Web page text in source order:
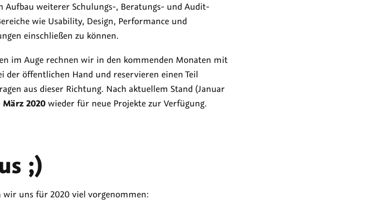
Aufbau weiterer Schulungs-, Beratungs- und Audit-
wie Usability, Design, Performance und
einschließen zu können.
im Auge rechnen wir in den kommenden Monaten mit
der öffentlichen Hand und reservieren einen Teil
aus dieser Richtung. Nach aktuellem Stand (Januar
2020wieder für neue Projekte zur Verfügung.
;)
wir uns für 2020 viel vorgenommen: